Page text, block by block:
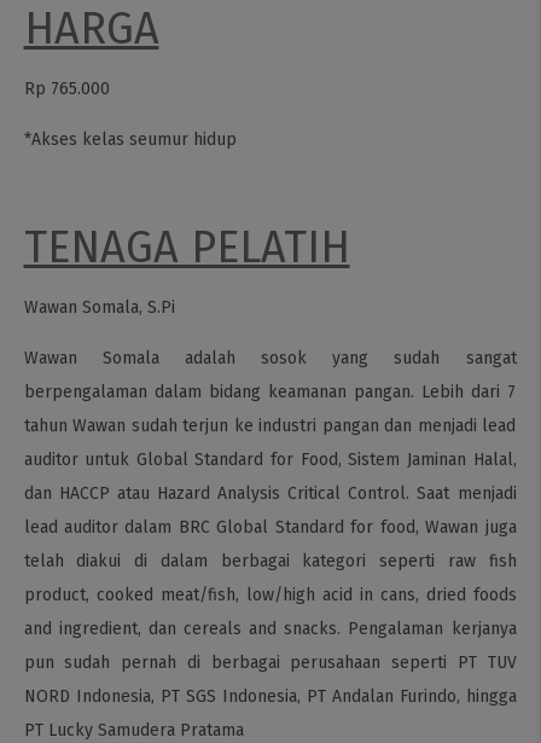
HARGA
Rp 765.000
*Akses kelas seumur hidup
TENAGA PELATIH
Wawan Somala, S.Pi
Wawan Somala adalah sosok yang sudah sangat
berpengalaman dalam bidang keamanan pangan. Lebih dari 7
tahun Wawan sudah terjun ke industri pangan dan menjadi lead
auditor untuk Global Standard for Food, Sistem Jaminan Halal,
dan HACCP atau Hazard Analysis Critical Control. Saat menjadi
lead auditor dalam BRC Global Standard for food, Wawan juga
telah diakui di dalam berbagai kategori seperti raw fish
product, cooked meat/fish, low/high acid in cans, dried foods
and ingredient, dan cereals and snacks. Pengalaman kerjanya
pun sudah pernah di berbagai perusahaan seperti PT TUV
NORD Indonesia, PT SGS Indonesia, PT Andalan Furindo, hingga
PT Lucky Samudera Pratama